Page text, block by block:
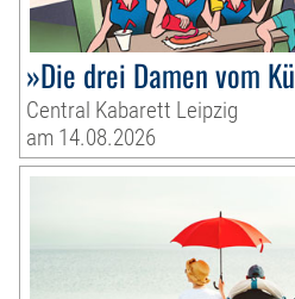
»Die drei Damen vom
Central Kabarett Leipzig
am 14.08.2026